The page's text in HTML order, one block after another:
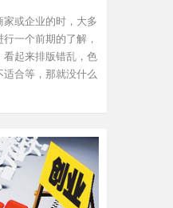
或企业的时，大多
一个前期的了解，
看起来排版错乱，色
合等，那就没什么